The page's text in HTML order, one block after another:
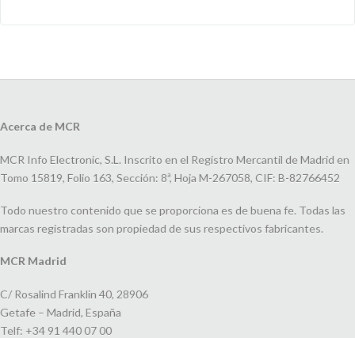
Acerca de MCR
MCR Info Electronic, S.L. Inscrito en el Registro Mercantil de Madrid en
Tomo 15819, Folio 163, Sección: 8ª, Hoja M-267058, CIF: B-82766452
Todo nuestro contenido que se proporciona es de buena fe. Todas las
marcas registradas son propiedad de sus respectivos fabricantes.
MCR Madrid
C/ Rosalind Franklin 40, 28906
Getafe – Madrid, España
Telf: +34 91 440 07 00